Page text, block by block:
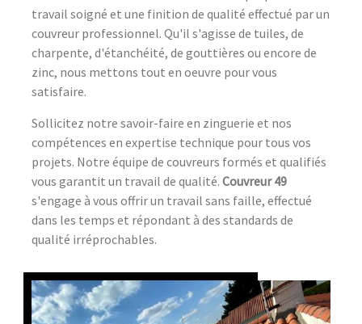
travail soigné et une finition de qualité effectué par un
couvreur professionnel. Qu'il s'agisse de tuiles, de
charpente, d'étanchéité, de gouttières ou encore de
zinc, nous mettons tout en oeuvre pour vous
satisfaire.
Sollicitez notre savoir-faire en zinguerie et nos
compétences en expertise technique pour tous vos
projets. Notre équipe de couvreurs formés et qualifiés
vous garantit un travail de qualité. Couvreur 49
s'engage à vous offrir un travail sans faille, effectué
dans les temps et répondant à des standards de
qualité irréprochables.